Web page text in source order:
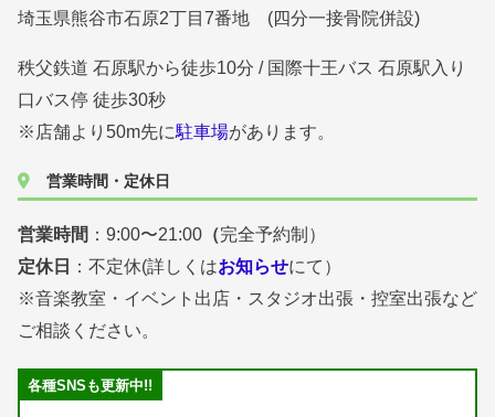
埼玉県熊谷市石原2丁目7番地 (四分一接骨院併設)
秩父鉄道 石原駅から徒歩10分 / 国際十王バス 石原駅入り
口バス停 徒歩30秒
※店舗より50m先に駐車場があります。
営業時間・定休日
営業時間 ：9:00〜21:00 （完全予約制）
定休日
：不定休(詳しくはお知らせにて）
※音楽教室・イベント出店・スタジオ出張・控室出張など
ご相談ください。
各種SNSも更新中!!